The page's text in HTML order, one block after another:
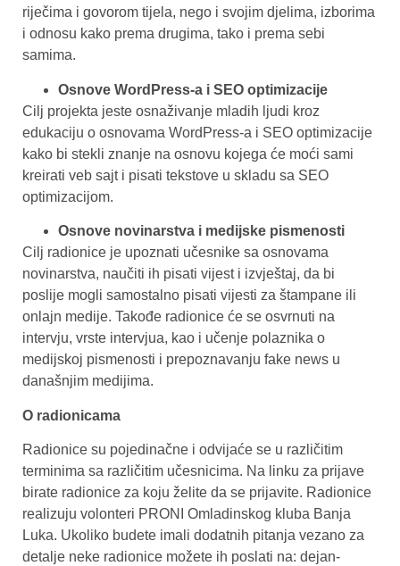
riječima i govorom tijela, nego i svojim djelima, izborima
i odnosu kako prema drugima, tako i prema sebi
samima.
Osnove WordPress-a i SEO optimizacije
Cilj projekta jeste osnaživanje mladih ljudi kroz
edukaciju o osnovama WordPress-a i SEO optimizacije
kako bi stekli znanje na osnovu kojega će moći sami
kreirati veb sajt i pisati tekstove u skladu sa SEO
optimizacijom.
Osnove novinarstva i medijske pismenosti
Cilj radionice je upoznati učesnike sa osnovama
novinarstva, naučiti ih pisati vijest i izvještaj, da bi
poslije mogli samostalno pisati vijesti za štampane ili
onlajn medije. Takođe radionice će se osvrnuti na
intervju, vrste intervjua, kao i učenje polaznika o
medijskoj pismenosti i prepoznavanju fake news u
današnjim medijima.
O radionicama
Radionice su pojedinačne i odvijaće se u različitim
terminima sa različitim učesnicima. Na linku za prijave
birate radionice za koju želite da se prijavite. Radionice
realizuju volonteri PRONI Omladinskog kluba Banja
Luka. Ukoliko budete imali dodatnih pitanja vezano za
detalje neke radionice možete ih poslati na: dejan-